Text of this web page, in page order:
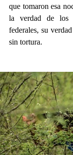
que tomaron esa
la verdad de los
federales, su
sin tortura.